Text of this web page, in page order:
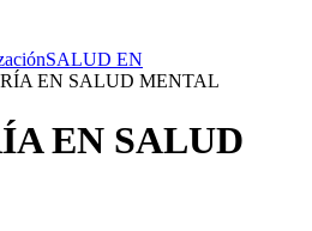
SALUD EN
EN SALUD MENTAL
EN SALUD